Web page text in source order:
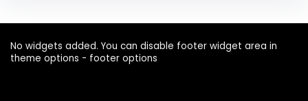
No widgets added. You can disable footer widget area in
theme options - footer options